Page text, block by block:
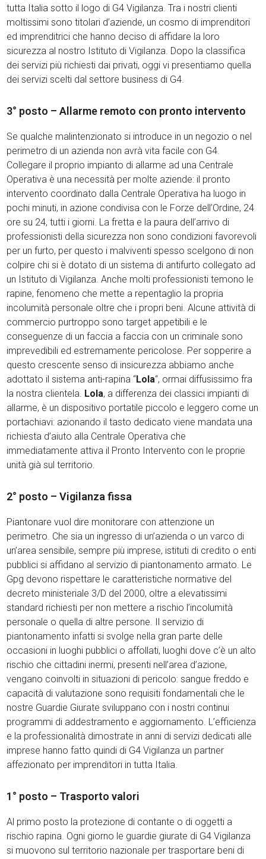
tutta Italia sotto il logo di G4 Vigilanza. Tra i nostri clienti
moltissimi sono titolari d’aziende, un cosmo di imprenditori
ed imprenditrici che hanno deciso di affidare la loro
sicurezza al nostro Istituto di Vigilanza. Dopo la classifica
dei servizi più richiesti dai privati, oggi vi presentiamo quella
dei servizi scelti dal settore business di G4.
3° posto – Allarme remoto con pronto intervento
Se qualche malintenzionato si introduce in un negozio o nel
perimetro di un azienda non avrà vita facile con G4.
Collegare il proprio impianto di allarme ad una Centrale
Operativa è una necessità per molte aziende: il pronto
intervento coordinato dalla Centrale Operativa ha luogo in
pochi minuti, in azione condivisa con le Forze dell’Ordine, 24
ore su 24, tutti i giorni. La fretta e la paura dell’arrivo di
professionisti della sicurezza non sono condizioni favorevoli
per un furto, per questo i malviventi spesso scelgono di non
colpire chi si è dotato di un sistema di antifurto collegato ad
un Istituto di Vigilanza. Anche molti professionisti temono le
rapine, fenomeno che mette a repentaglio la propria
incolumità personale oltre che i propri beni. Alcune attività di
commercio purtroppo sono target appetibili e le
conseguenze di un faccia a faccia con un criminale sono
imprevedibili ed estremamente pericolose. Per sopperire a
questo crescente senso di insicurezza abbiamo anche
adottato il sistema anti-rapina “Lola“, ormai diffusissimo fra
la nostra clientela. Lola, a differenza dei classici impianti di
allarme, è un dispositivo portatile piccolo e leggero come un
portachiavi: azionando il tasto dedicato viene mandata una
richiesta d’aiuto alla Centrale Operativa che
immediatamente attiva il Pronto Intervento con le proprie
unità già sul territorio.
2° posto – Vigilanza fissa
Piantonare vuol dire monitorare con attenzione un
perimetro. Che sia un ingresso di un’azienda o un varco di
un’area sensibile, sempre più imprese, istituti di credito o enti
pubblici si affidano al servizio di piantonamento armato. Le
Gpg devono rispettare le caratteristiche normative del
decreto ministeriale 3/D del 2000, oltre a elevatissimi
standard richiesti per non mettere a rischio l’incolumità
personale o quella di altre persone. Il servizio di
piantonamento infatti si svolge nella gran parte delle
occasioni in luoghi pubblici o affollati, luoghi dove c’è un alto
rischio che cittadini inermi, presenti nell’area d’azione,
vengano coinvolti in situazioni di pericolo: sangue freddo e
capacità di valutazione sono requisiti fondamentali che le
nostre Guardie Giurate sviluppano con i nostri continui
programmi di addestramento e aggiornamento. L’efficienza
e la professionalità dimostrate in anni di servizi dedicati alle
imprese hanno fatto quindi di G4 Vigilanza un partner
affezionato per imprenditori in tutta Italia.
1° posto – Trasporto valori
Al primo posto la protezione di contante o di oggetti a
rischio rapina. Ogni giorno le guardie giurate di G4 Vigilanza
si muovono sul territorio nazionale per trasportare beni di